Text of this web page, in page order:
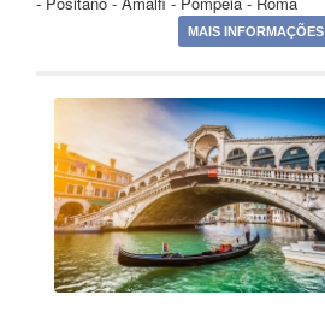
MAIS INFORMAÇÕES